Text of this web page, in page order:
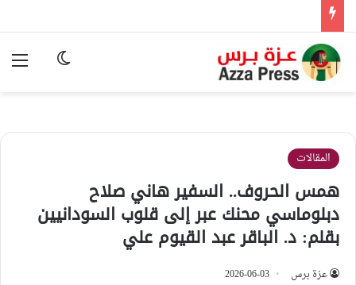
الوضع
المقالات
همس الحروف.. السفير هاني صلاح
دبلوماسي محنك عبر إلى قلوب السودانيين
بقلم: د. الباقر عبد القيوم علي
عزة برس 2026-06-03